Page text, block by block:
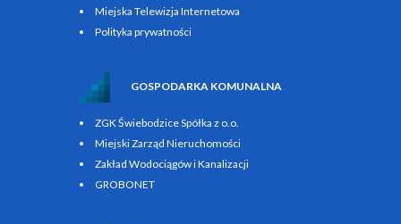
Miejska Telewizja Internetowa
Polityka prywatności
GOSPODARKA KOMUNALNA
ZGK Świebodzice Spółka z o.o.
Miejski Zarząd Nieruchomości
Zakład Wodociągów i Kanalizacji
GROBONET